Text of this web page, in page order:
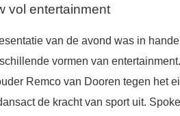
vol entertainment
van de avond was in
vormen van
Remco van Dooren tegen het
de kracht van sport uit.